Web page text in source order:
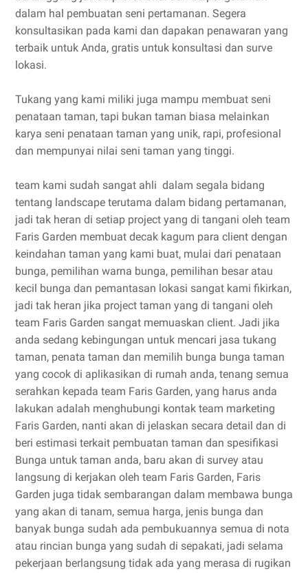
dalam hal pembuatan seni pertamanan. Segera
konsultasikan pada kami dan dapakan penawaran yang
terbaik untuk Anda, gratis untuk konsultasi dan surve
lokasi.
Tukang yang kami miliki juga mampu membuat seni
penataan taman, tapi bukan taman biasa melainkan
karya seni penataan taman yang unik, rapi, profesional
dan mempunyai nilai seni taman yang tinggi.
team kami sudah sangat ahli dalam segala bidang
tentang landscape terutama dalam bidang pertamanan,
jadi tak heran di setiap project yang di tangani oleh team
Faris Garden membuat decak kagum para client dengan
keindahan taman yang kami buat, mulai dari penataan
bunga, pemilihan warna bunga, pemilihan besar atau
kecil bunga dan pemantasan lokasi sangat kami fikirkan,
jadi tak heran jika project taman yang di tangani oleh
team Faris Garden sangat memuaskan client. Jadi jika
anda sedang kebingungan untuk mencari jasa tukang
taman, penata taman dan memilih bunga bunga taman
yang cocok di aplikasikan di rumah anda, tenang semua
serahkan kepada team Faris Garden, yang harus anda
lakukan adalah menghubungi kontak team marketing
Faris Garden, nanti akan di jelaskan secara detail dan di
beri estimasi terkait pembuatan taman dan spesifikasi
Bunga untuk taman anda, baru akan di survey atau
langsung di kerjakan oleh team Faris Garden, Faris
Garden juga tidak sembarangan dalam membawa bunga
yang akan di tanam, semua harga, jenis bunga dan
banyak bunga sudah ada pembukuannya semua di nota
atau rincian bunga yang sudah di sepakati, jadi selama
pekerjaan berlangsung tidak ada yang merasa di rugikan